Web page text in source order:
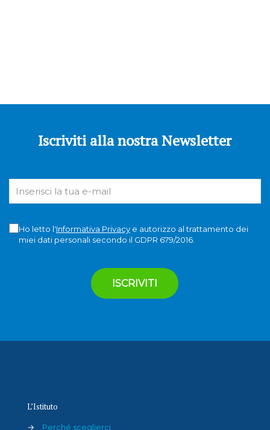
Iscriviti alla nostra Newsletter
Ho letto l'Informativa Privacye autorizzo al trattamento dei
miei dati personali secondo il GDPR 679/2016.
L’Istituto
→
Perché sceglierci